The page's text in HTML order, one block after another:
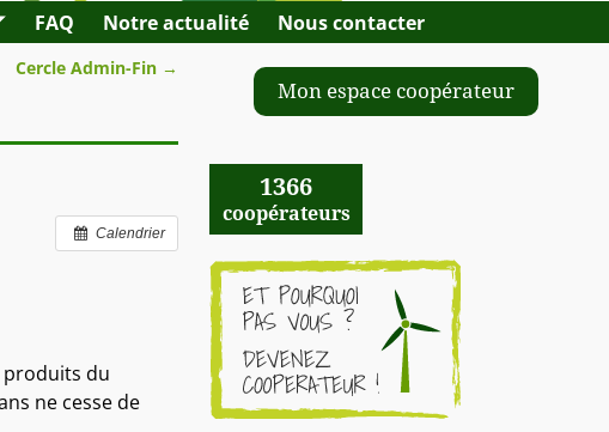
FAQ Notre actualité Nous contacter
Cercle Admin-Fin →
Calendrier
produits du
ne cesse de
Mon espace coopérateur
1366
coopérateurs